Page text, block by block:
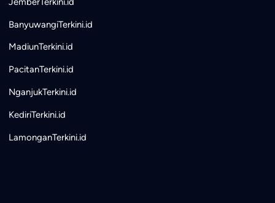
BanyuwangiTerkini.id
MadiunTerkini.id
PacitanTerkini.id
NganjukTerkini.id
KediriTerkini.id
LamonganTerkini.id